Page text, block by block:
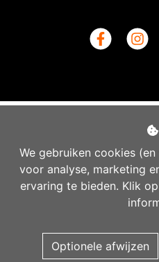
We gebruiken cookies
voor analyse, marketing
ervaring te bieden. Klik op
Optionele afwijzen